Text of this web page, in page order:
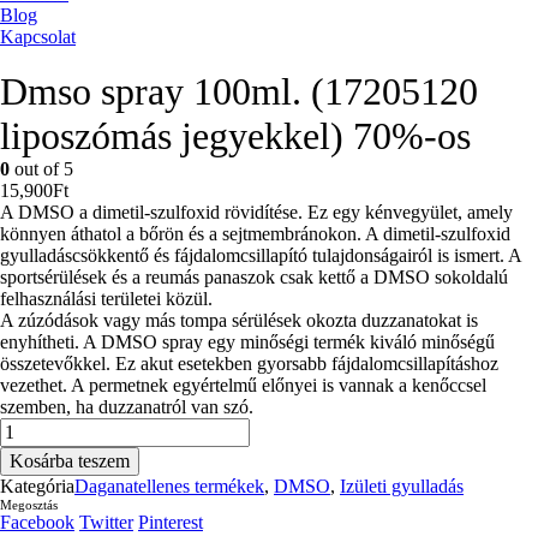
Blog
Kapcsolat
Dmso spray 100ml. (17205120
liposzómás jegyekkel) 70%-os
0 out of 5
15,900Ft
A DMSO a dimetil-szulfoxid rövidítése. Ez egy kénvegyület, amely
könnyen áthatol a bőrön és a sejtmembránokon. A dimetil-szulfoxid
gyulladáscsökkentő és fájdalomcsillapító tulajdonságairól is ismert. A
sportsérülések és a reumás panaszok csak kettő a DMSO sokoldalú
felhasználási területei közül.
A zúzódások vagy más tompa sérülések okozta duzzanatokat is
enyhítheti. A DMSO spray egy minőségi termék kiváló minőségű
összetevőkkel. Ez akut esetekben gyorsabb fájdalomcsillapításhoz
vezethet. A permetnek egyértelmű előnyei is vannak a kenőccsel
szemben, ha duzzanatról van szó.
Dmso
spray
100ml.
(17205120
liposzómás
jegyekkel)
Kosárba teszem
KategóriaDaganatellenes termékek, DMSO, Izületi gyulladás
Megosztás
Facebook Twitter Pinterest